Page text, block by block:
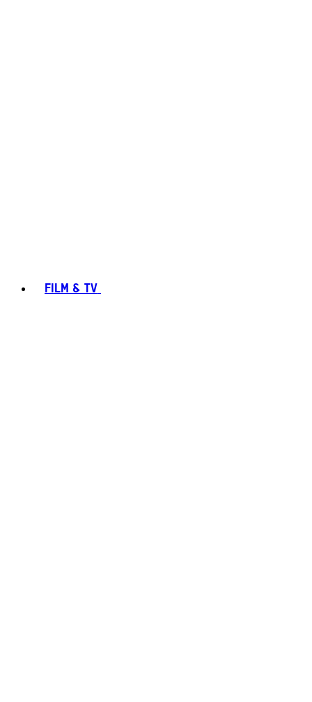
FILM & TV